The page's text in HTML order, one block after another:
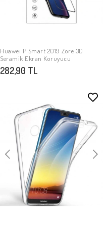
SEPETE EKLE
Huawei P Smart 2019 Zore 3D
Seramik Ekran Koruyucu
282,90 TL